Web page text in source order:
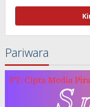
Pariwara